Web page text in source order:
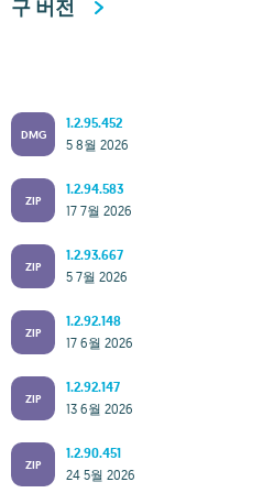
구 버전
DMG
1.2.95.452
5 8월 2026
ZIP
1.2.94.583
17 7월 2026
ZIP
1.2.93.667
5 7월 2026
ZIP
1.2.92.148
17 6월 2026
ZIP
1.2.92.147
13 6월 2026
ZIP
1.2.90.451
24 5월 2026